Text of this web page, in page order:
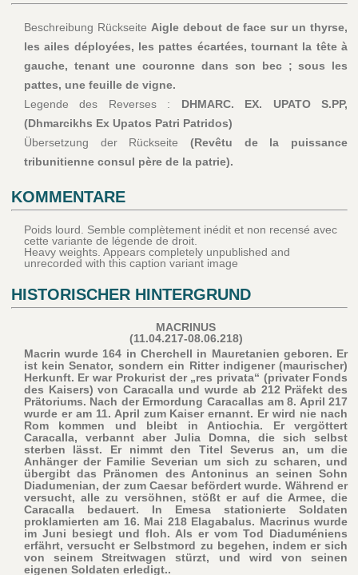
Beschreibung Rückseite Aigle debout de face sur un thyrse,
les ailes déployées, les pattes écartées, tournant la tête à
gauche, tenant une couronne dans son bec ; sous les
pattes, une feuille de vigne.
Legende des Reverses : DHMARC. EX. UPATO S.PP,
(Dhmarcikhs Ex Upatos Patri Patridos)
Übersetzung der Rückseite (Revêtu de la puissance
tribunitienne consul père de la patrie).
KOMMENTARE
Poids lourd. Semble complètement inédit et non recensé avec
cette variante de légende de droit.
Heavy weights. Appears completely unpublished and
unrecorded with this caption variant image
HISTORISCHER HINTERGRUND
MACRINUS
(11.04.217-08.06.218)
Macrin wurde 164 in Cherchell in Mauretanien geboren. Er
ist kein Senator, sondern ein Ritter indigener (maurischer)
Herkunft. Er war Prokurist der „res privata“ (privater Fonds
des Kaisers) von Caracalla und wurde ab 212 Präfekt des
Prätoriums. Nach der Ermordung Caracallas am 8. April 217
wurde er am 11. April zum Kaiser ernannt. Er wird nie nach
Rom kommen und bleibt in Antiochia. Er vergöttert
Caracalla, verbannt aber Julia Domna, die sich selbst
sterben lässt. Er nimmt den Titel Severus an, um die
Anhänger der Familie Severian um sich zu scharen, und
übergibt das Pränomen des Antoninus an seinen Sohn
Diadumenian, der zum Caesar befördert wurde. Während er
versucht, alle zu versöhnen, stößt er auf die Armee, die
Caracalla bedauert. In Emesa stationierte Soldaten
proklamierten am 16. Mai 218 Elagabalus. Macrinus wurde
im Juni besiegt und floh. Als er vom Tod Diaduméniens
erfährt, versucht er Selbstmord zu begehen, indem er sich
von seinem Streitwagen stürzt, und wird von seinen
eigenen Soldaten erledigt..